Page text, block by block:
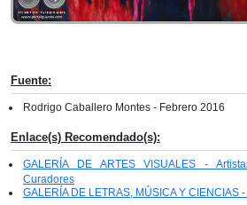
Fuente:
Rodrigo Caballero Montes - Febrero 2016
Enlace(s) Recomendado(s):
GALERÍA DE ARTES VISUALES -
Curadores
GALERÍA DE LETRAS, MÚSICA Y CIENCIAS